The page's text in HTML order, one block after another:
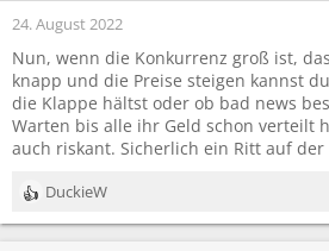
n
n
:
24. August 2022
Nun, wenn die Konkurrenz groß ist,
knapp und die Preise steigen kannst
die Klappe hältst oder ob bad news
Warten bis alle ihr Geld schon verteilt
auch riskant. Sicherlich ein Ritt auf der
R
e
DuckieW